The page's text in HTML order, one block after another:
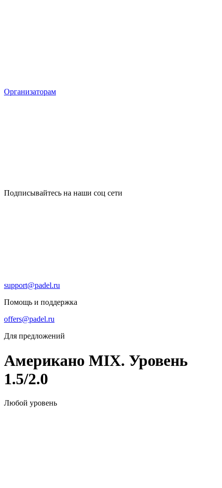
Организаторам
Подписывайтесь на наши соц сети
support@padel.ru
Помощь и поддержка
offers@padel.ru
Для предложений
Американо MIX. Уровень
1.5/2.0
Любой уровень